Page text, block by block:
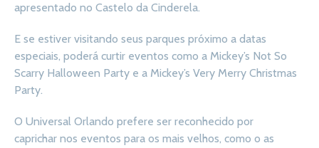
apresentado no Castelo da Cinderela.
E se estiver visitando seus parques próximo a datas
especiais, poderá curtir eventos como a Mickey’s Not So
Scarry Halloween Party e a Mickey’s Very Merry Christmas
Party.
O Universal Orlando prefere ser reconhecido por
caprichar nos eventos para os mais velhos, como o as